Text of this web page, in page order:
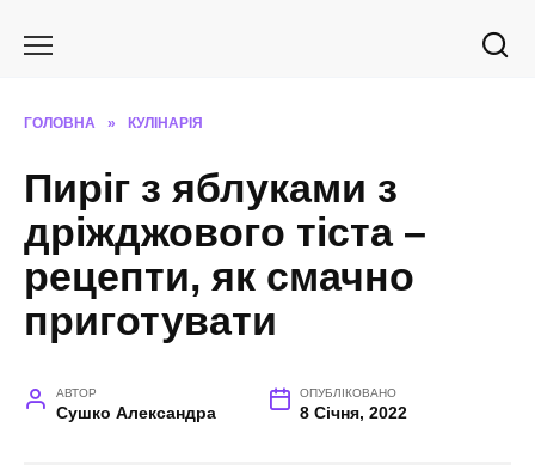
ГОЛОВНА » КУЛІНАРІЯ
Пиріг з яблуками з
дріжджового тіста –
рецепти, як смачно
приготувати
АВТОР
Сушко Александра
ОПУБЛІКОВАНО
8 Січня, 2022